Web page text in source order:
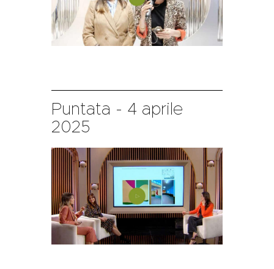
Puntata - 4 aprile
2025